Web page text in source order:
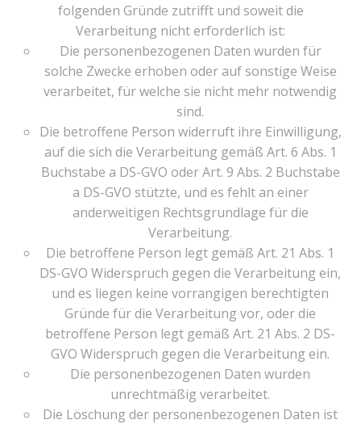
folgenden Gründe zutrifft und soweit die
Verarbeitung nicht erforderlich ist:
Die personenbezogenen Daten wurden für
solche Zwecke erhoben oder auf sonstige Weise
verarbeitet, für welche sie nicht mehr notwendig
sind.
Die betroffene Person widerruft ihre Einwilligung,
auf die sich die Verarbeitung gemäß Art. 6 Abs. 1
Buchstabe a DS-GVO oder Art. 9 Abs. 2 Buchstabe
a DS-GVO stützte, und es fehlt an einer
anderweitigen Rechtsgrundlage für die
Verarbeitung.
Die betroffene Person legt gemäß Art. 21 Abs. 1
DS-GVO Widerspruch gegen die Verarbeitung ein,
und es liegen keine vorrangigen berechtigten
Gründe für die Verarbeitung vor, oder die
betroffene Person legt gemäß Art. 21 Abs. 2 DS-
GVO Widerspruch gegen die Verarbeitung ein.
Die personenbezogenen Daten wurden
unrechtmäßig verarbeitet.
Die Löschung der personenbezogenen Daten ist